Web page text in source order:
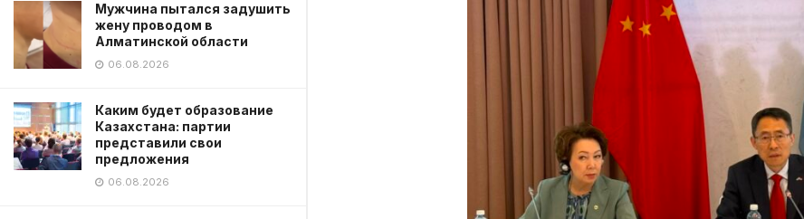
Мужчина пытался задушить
жену проводом в
Алматинской области
06.08.2026
Каким будет образование
Казахстана: партии
представили свои
предложения
06.08.2026